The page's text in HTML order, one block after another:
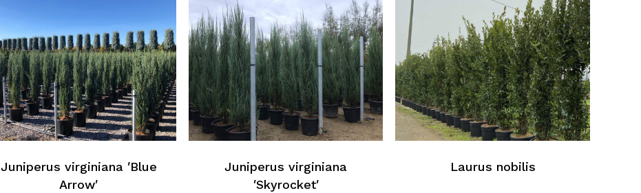
Juniperus virginiana ′Blue
Arrow′
Juniperus virginiana
′Skyrocket′
Laurus nobilis